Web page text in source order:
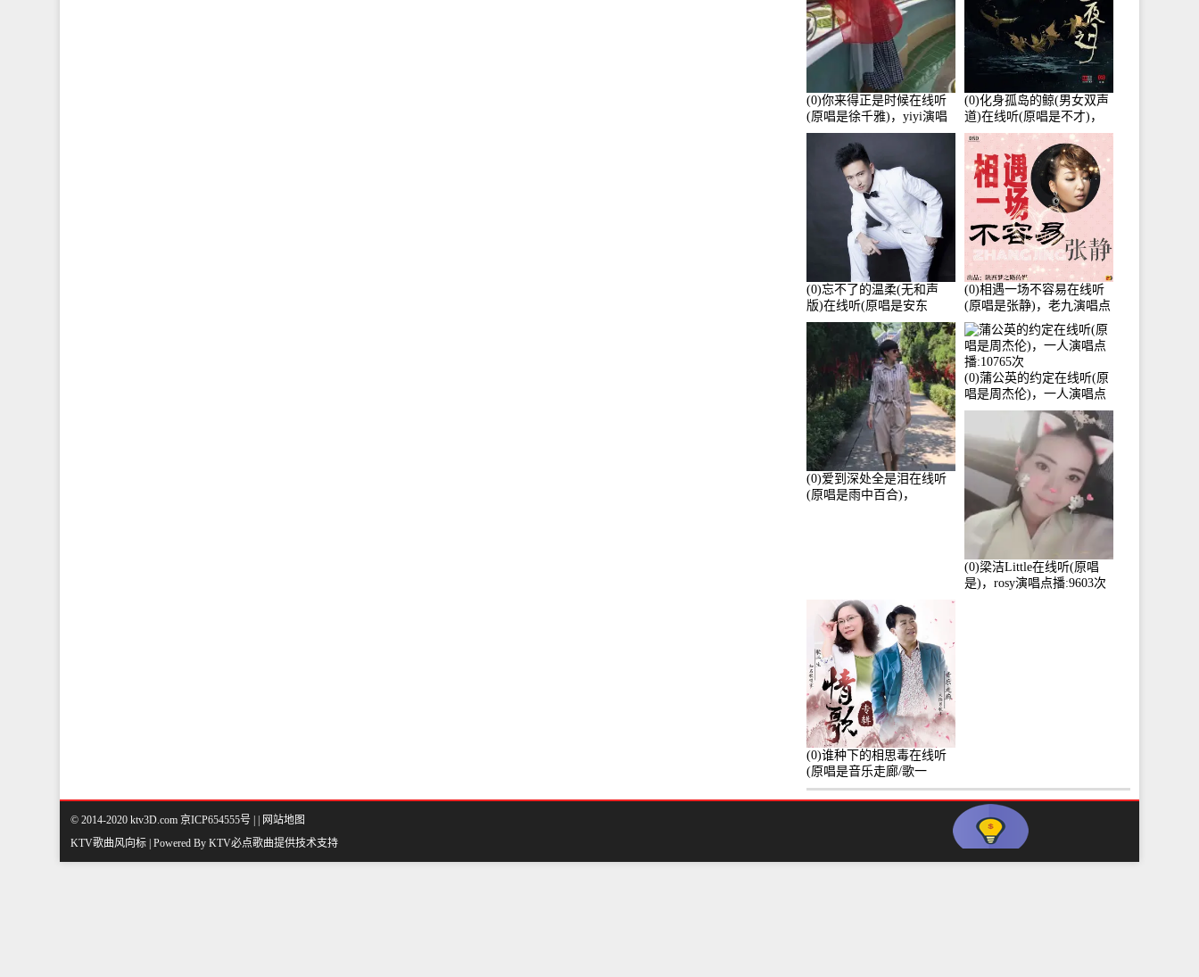
(0)你来得正是时候在线听
(原唱是徐千雅)，yiyi演唱
点播:21991次
(0)化身孤岛的鲸(男女双声
道)在线听(原唱是不才)，
HGBai演唱点播:19428次
(0)忘不了的温柔(无和声
版)在线听(原唱是安东
阳)，老九演唱点播:17392
次
(0)相遇一场不容易在线听
(原唱是张静)，老九演唱点
播:11453次
(0)爱到深处全是泪在线听
(原唱是雨中百合)，
(0)蒲公英的约定在线听(原
唱是周杰伦)，一人演唱点
播:10765次
(0)梁洁Little在线听(原唱
是)，rosy演唱点播:9603次
(0)谁种下的相思毒在线听
(原唱是音乐走廊/歌一
生)，小群演唱点播:8975次
© 2014-2020 ktv3D.com 京ICP654555号 |
网站地图
KTV歌曲风向标 | Powered By KTV必点歌曲提供技术支持